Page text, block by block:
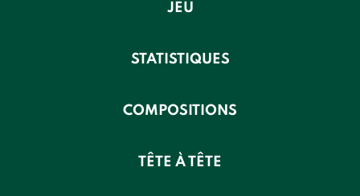
JEU
STATISTIQUES
COMPOSITIONS
TÊTE À TÊTE